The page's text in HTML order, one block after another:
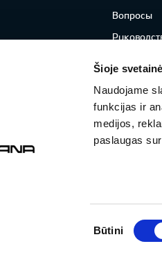
Šioje
Naudojame
funkcijas ir
medijos,
paslaugas
pasirinkimas
Būtini
Вопросы
Подержанные
УВЕДОМЛЕНИЕ ПО РЕГЛАМЕНТУ О ДАННЫХ "KIA CONNECT"